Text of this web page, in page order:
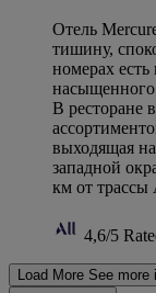
Отель
тишину,
номерах
насыщенного
В ресторане
выходящая
западной
км от трассы
4,6/5
Load More See more